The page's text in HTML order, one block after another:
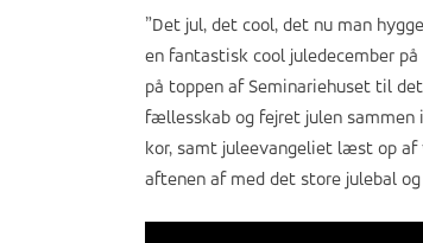
”Det jul, det cool, det nu man
en fantastisk cool juledecember
på toppen af Seminariehuset til
fællesskab og fejret julen sammen
kor, samt juleevangeliet læst op af
aftenen af med det store julebal